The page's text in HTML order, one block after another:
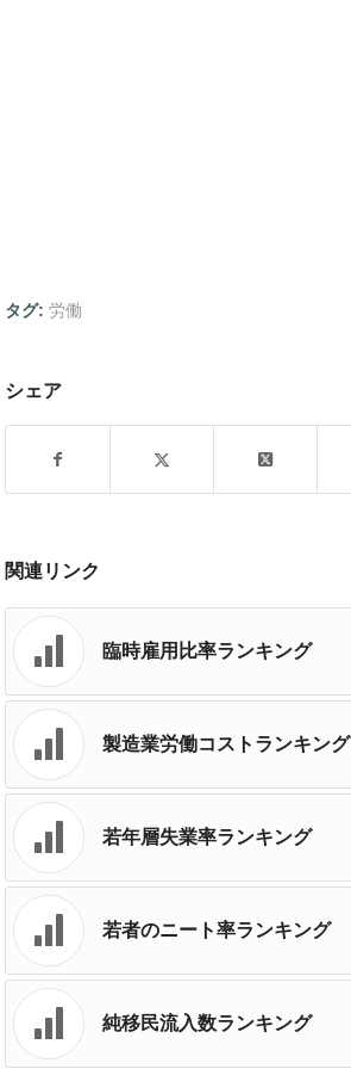
タグ: 労働
シェア
関連リンク
臨時雇用比率ランキング
製造業労働コストランキン
若年層失業率ランキング
若者のニート率ランキング
純移民流入数ランキング